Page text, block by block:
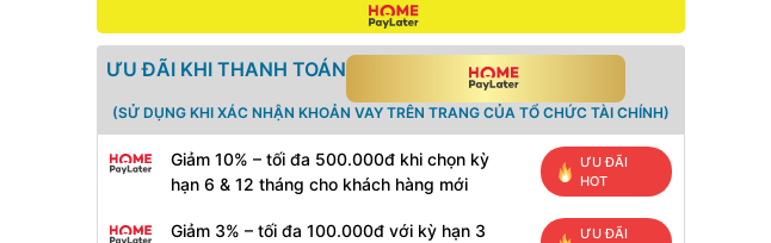
ƯU ĐÃI KHI THANH TOÁN
(SỬ DỤNG KHI XÁC NHẬN KHOẢN VAY TRÊN TRANG CỦA TỔ CHỨC TÀI CHÍNH)
Giảm 10% – tối đa 500.000đ khi chọn kỳ
hạn 6 & 12 tháng cho khách hàng mới
ƯU ĐÃI
HOT
Giảm 3% – tối đa 100.000đ với kỳ hạn 3
ƯU ĐÃI